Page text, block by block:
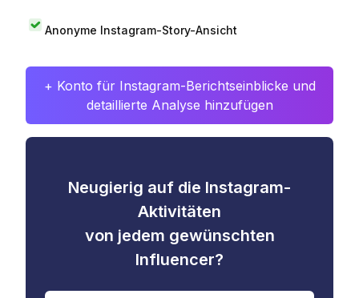
Anonyme Instagram-Story-Ansicht
+ Konto für Instagram-Berichtseinblicke und
detaillierte Analyse hinzufügen
Neugierig auf die Instagram-
Aktivitäten
von jedem gewünschten
Influencer?